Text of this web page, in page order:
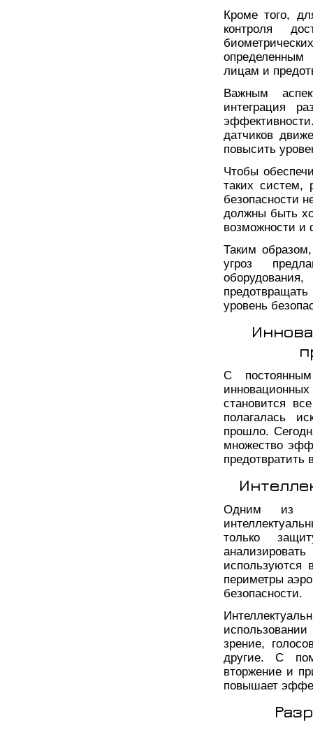
Кроме того,
контроля
лицам и
Важным
интеграция
датчиков
повысить
Чтобы
таких систем,
безопасности
должны быть
возможности и
Таким
угроз
уровень
С
становится
полагалась
прошло.
множество
предотвратить
Одним из
только
используются
периметры
безопасности.
зрение,
другие. С
вторжение и
повышает